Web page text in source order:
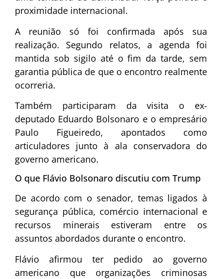
proximidade internacional.
A reunião só foi confirmada após sua
realização. Segundo relatos, a agenda foi
mantida sob sigilo até o fim da tarde, sem
garantia pública de que o encontro realmente
ocorreria.
Também participaram da visita o ex-
deputado Eduardo Bolsonaro e o empresário
Paulo Figueiredo, apontados como
articuladores junto à ala conservadora do
governo americano.
O que Flávio Bolsonaro discutiu com Trump
De acordo com o senador, temas ligados à
segurança pública, comércio internacional e
recursos minerais estiveram entre os
assuntos abordados durante o encontro.
Flávio afirmou ter pedido ao governo
americano que organizações criminosas